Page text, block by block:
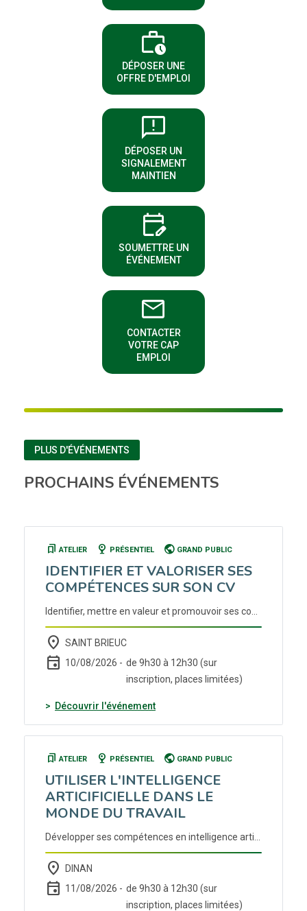
work_history
DÉPOSER UNE
OFFRE D'EMPLOI
(NOUVELLE FENÊTRE)
sms_failed
DÉPOSER UN
SIGNALEMENT
MAINTIEN
(NOUVELLE FENÊTRE)
edit_calendar
SOUMETTRE UN
ÉVÉNEMENT
(NOUVELLE FENÊTRE)
email
CONTACTER
VOTRE CAP
EMPLOI
(NOUVELLE FENÊTRE)
PROCHAINS ÉVÉNEMENTS
PLUS D'ÉVÉNEMENTS
bookmarks ATELIER nest_cam_indoor PRÉSENTIEL public GRAND PUBLIC
IDENTIFIER ET VALORISER SES
COMPÉTENCES SUR SON CV
place SAINT BRIEUC
event 10/08/2026 - de 9h30 à 12h30 (sur
inscription, places limitées)
Découvrir l'événement(nouvelle fenêtre)
bookmarks ATELIER nest_cam_indoor PRÉSENTIEL public GRAND PUBLIC
UTILISER L'INTELLIGENCE
ARTICIFICIELLE DANS LE
MONDE DU TRAVAIL
place DINAN
event 11/08/2026 - de 9h30 à 12h30 (sur
inscription, places limitées)